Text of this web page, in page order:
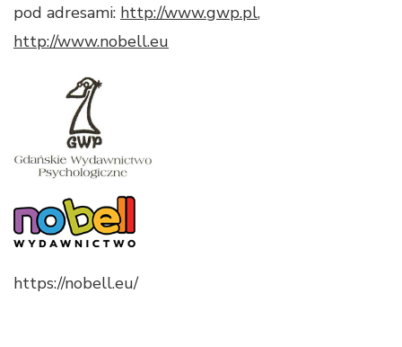
pod adresami: http://www.gwp.pl,
http://www.nobell.eu
https://nobell.eu/